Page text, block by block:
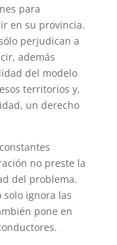
para
en su provincia.
perjudican a
además
del modelo
territorios y,
un derecho
no preste la
del problema.
solo ignora las
pone en